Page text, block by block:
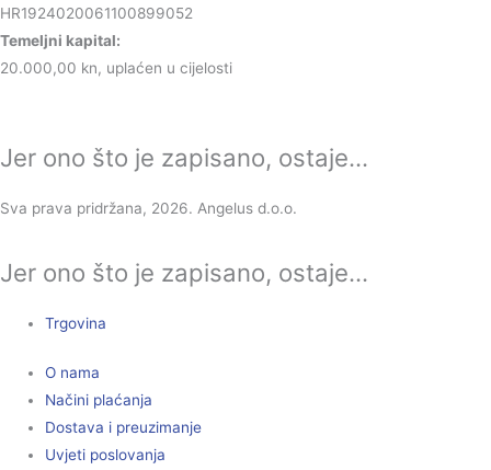
HR1924020061100899052
Temeljni kapital:
20.000,00 kn, uplaćen u cijelosti
Jer ono što je zapisano, ostaje...
Sva prava pridržana, 2026. Angelus d.o.o.
Jer ono što je zapisano, ostaje...
Trgovina
O nama
Načini plaćanja
Dostava i preuzimanje
Uvjeti poslovanja